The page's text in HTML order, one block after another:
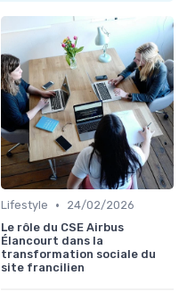
Lifestyle •
24/02/2026
Le rôle du CSE Airbus
Élancourt dans la
transformation sociale du
site francilien